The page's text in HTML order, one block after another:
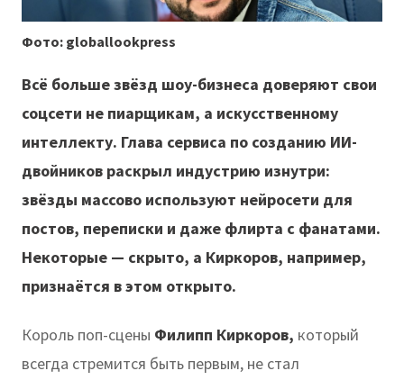
Фото: globallookpress
Всё больше звёзд шоу-бизнеса доверяют свои
соцсети не пиарщикам, а искусственному
интеллекту. Глава сервиса по созданию ИИ-
двойников раскрыл индустрию изнутри:
звёзды массово используют нейросети для
постов, переписки и даже флирта с фанатами.
Некоторые — скрыто, а Киркоров, например,
признаётся в этом открыто.
Король поп-сцены Филипп Киркоров, который
всегда стремится быть первым, не стал